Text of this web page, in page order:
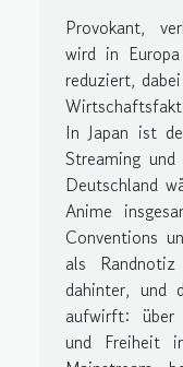
Provokant,
wird in
reduziert,
In Japan ist
Streaming
Deutschland
Anime
Conventions
als
dahinter, und
aufwirft: über
und Freiheit